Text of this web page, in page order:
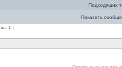
Подходящих
Показать
0 ]